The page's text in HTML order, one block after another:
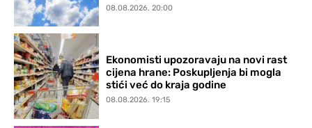
08.08.2026. 20:00
Ekonomisti upozoravaju na novi rast
cijena hrane: Poskupljenja bi mogla
stići već do kraja godine
08.08.2026. 19:15